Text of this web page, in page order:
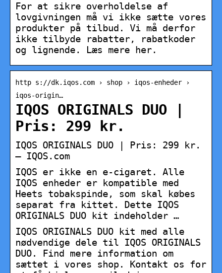
For at sikre overholdelse af
lovgivningen må vi ikke sætte vores
produkter på tilbud. Vi må derfor
ikke tilbyde rabatter, rabatkoder
og lignende. Læs mere her.
http s://dk.iqos.com › shop › iqos-enheder ›
iqos-origin…
IQOS ORIGINALS DUO |
Pris: 299 kr.
IQOS ORIGINALS DUO | Pris: 299 kr.
– IQOS.com
IQOS er ikke en e-cigaret. Alle
IQOS enheder er kompatible med
Heets tobakspinde, som skal købes
separat fra kittet. Dette IQOS
ORIGINALS DUO kit indeholder …
IQOS ORIGINALS DUO kit med alle
nødvendige dele til IQOS ORIGINALS
DUO. Find mere information om
sættet i vores shop. Kontakt os for